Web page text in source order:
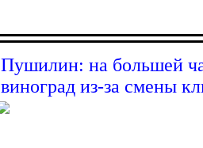
Пушилин: на большей
виноград из-за смены